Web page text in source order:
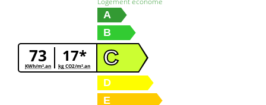
73
KWh/m².an
17*
kg CO2/m².an
A
B
C
D
E